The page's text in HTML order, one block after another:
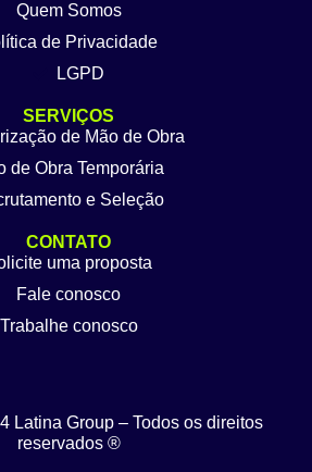
Quem Somos
de Privacidade
LGPD
SERVIÇOS
de Mão de Obra
de Obra Temporária
e Seleção
CONTATO
uma proposta
Fale conosco
Trabalhe conosco
Latina Group – Todos os direitos
reservados ®